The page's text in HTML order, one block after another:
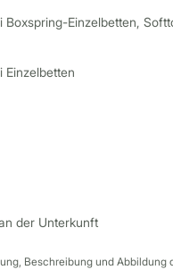
Einzelbetten,
Einzelbetten
der Unterkunft
Beschreibung und